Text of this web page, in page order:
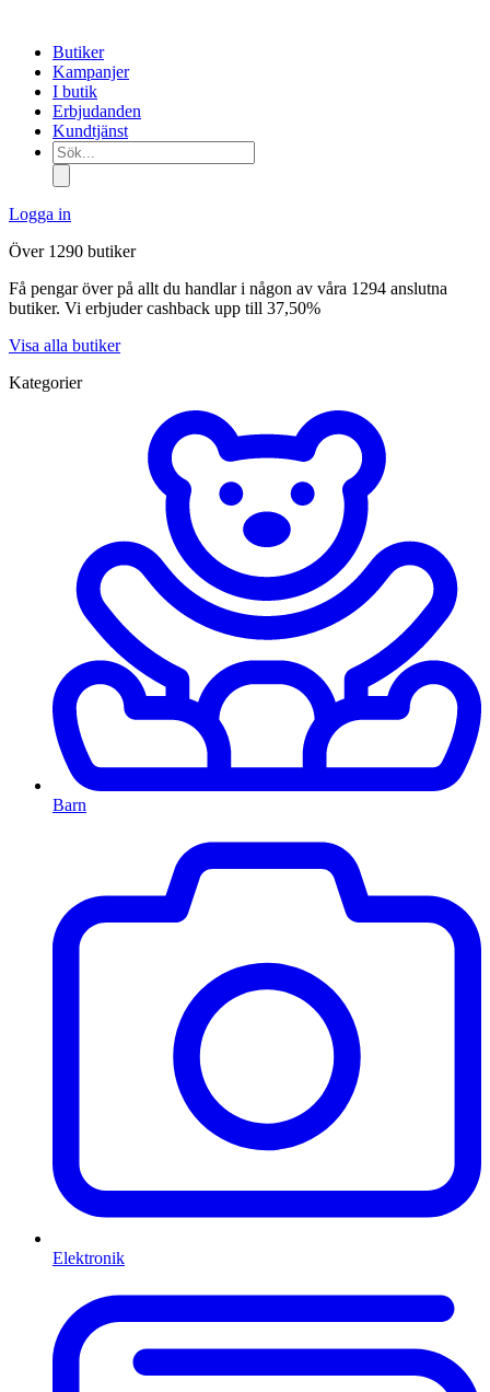
Butiker
Kampanjer
I butik
Erbjudanden
Kundtjänst
Sök...
Logga in
Över 1290 butiker
Få pengar över på allt du handlar i någon av våra 1294 anslutna
butiker. Vi erbjuder cashback upp till 37,50%
Visa alla butiker
Kategorier
Barn
Elektronik